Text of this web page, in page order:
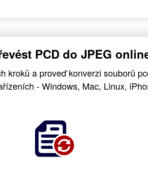
PCD do JPEG
kroků a proveď konverzi souborů
- Windows, Mac, Linux,